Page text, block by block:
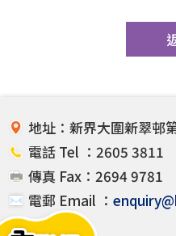
地址：新界大圍新翠邨
電話 Tel ：2605 3811
傳真 Fax：2694 9781
電郵 Email ：